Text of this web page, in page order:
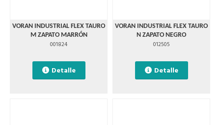
VORAN INDUSTRIAL FLEX TAURO
M ZAPATO MARRÓN
001824
Detalle
VORAN INDUSTRIAL FLEX TAURO
N ZAPATO NEGRO
012505
Detalle